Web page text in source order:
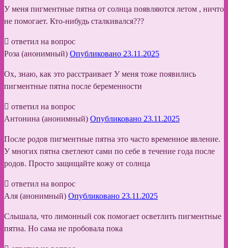
У меня пигментные пятна от солнца появляются летом , ничто
не помогает. Кто-нибудь сталкивался???
ответил на вопрос
Роза (анонимный) Опубликовано 23.11.2025
Ох, знаю, как это расстраивает У меня тоже появились
пигментные пятна после беременности
ответил на вопрос
Антонина (анонимный) Опубликовано 23.11.2025
После родов пигментные пятна это часто временное явление.
У многих пятна светлеют сами по себе в течение года после
родов. Просто защищайте кожу от солнца
ответил на вопрос
Аля (анонимный) Опубликовано 23.11.2025
Слышала, что лимонный сок помогает осветлить пигментные
пятна. Но сама не пробовала пока